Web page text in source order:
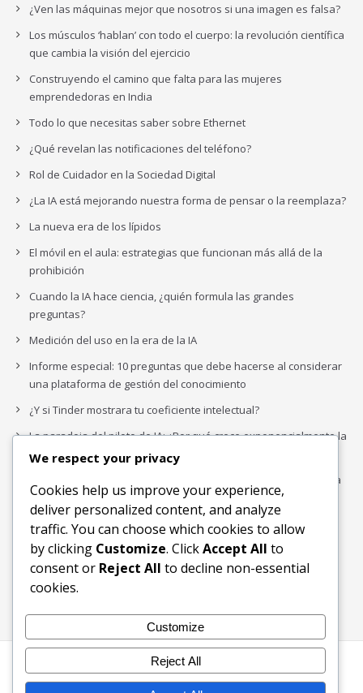
¿Ven las máquinas mejor que nosotros si una imagen es falsa?
Los músculos ‘hablan’ con todo el cuerpo: la revolución científica
que cambia la visión del ejercicio
Construyendo el camino que falta para las mujeres
emprendedoras en India
Todo lo que necesitas saber sobre Ethernet
¿Qué revelan las notificaciones del teléfono?
Rol de Cuidador en la Sociedad Digital
¿La IA está mejorando nuestra forma de pensar o la reemplaza?
La nueva era de los lípidos
El móvil en el aula: estrategias que funcionan más allá de la
prohibición
Cuando la IA hace ciencia, ¿quién formula las grandes
preguntas?
Medición del uso en la era de la IA
Informe especial: 10 preguntas que debe hacerse al considerar
una plataforma de gestión del conocimiento
¿Y si Tinder mostrara tu coeficiente intelectual?
La paradoja del piloto de IA: ¿Por qué crece exponencialmente la
complejidad de la IA empresarial?
Los organigramas de marketing se crearon para los canales. La
IA acaba de dejarlos obsoletos.
Buscar
Buscar
Inicio Blog
Bloques Temáticos
We respect your privacy
Cookies help us improve your experience,
deliver personalized content, and analyze
traffic. You can choose which cookies to allow
by clicking Customize. ClickAccept All to
consent or Reject All to decline non-essential
cookies.
Customize
Reject All